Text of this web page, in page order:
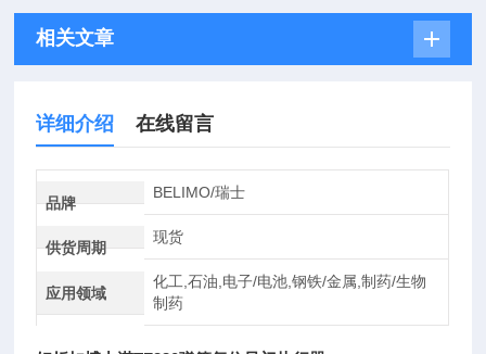
相关文章
详细介绍 在线留言
品牌
BELIMO/瑞士
供货周期
现货
应用领域
化工,石油,电子/电池,钢铁/金属,制药/生物
制药